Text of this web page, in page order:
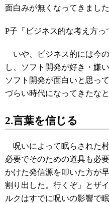
面白みが無くなってきました
P子「ビジネス的な考え方っ
いや、ビジネス的には今
し、ソフト開発が好き・嫌
ソフト開発が面白いと思っ
づらい時代になってきたな
2.言葉を信じる
呪いによって眠らされた
必要でそのための道具も必
かけた発信源を叩いた方が
割り出した。行くぞ」とザ
ルクはすでに呪いの影響で